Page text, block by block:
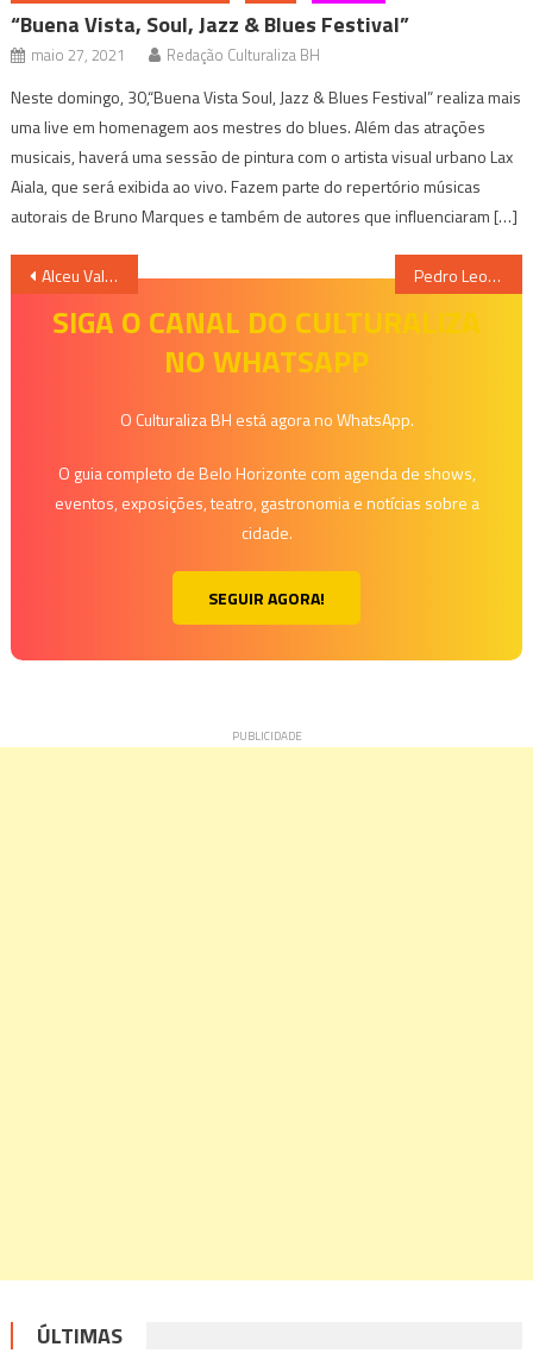
“Buena Vista, Soul, Jazz & Blues Festival”
maio 27, 2021 Redação Culturaliza BH
Neste domingo, 30,“Buena Vista Soul, Jazz & Blues Festival” realiza mais
uma live em homenagem aos mestres do blues. Além das atrações
musicais, haverá uma sessão de pintura com o artista visual urbano Lax
Aiala, que será exibida ao vivo. Fazem parte do repertório músicas
autorais de Bruno Marques e também de autores que influenciaram […]
Navegação
Alceu Valença celebra 80 anos em BH com espetáculo que revisita sua trajetória musical Pedro Leopoldo Rodeio Show 2026 se consolida como referência em sustentabilidade com a destinação de 20 toneladas de resíduos
SIGA O CANAL DO CULTURALIZA
NO WHATSAPP
O Culturaliza BH está agora no WhatsApp.
O guia completo de Belo Horizonte com agenda de shows,
eventos, exposições, teatro, gastronomia e notícias sobre a
cidade.
SEGUIR AGORA!
ÚLTIMAS